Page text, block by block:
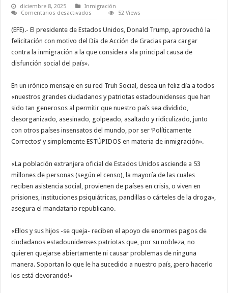
diciembre 8, 2025
Inmigración
Comentarios desactivados
que
la
inmigración
es
disfunción
de EE.UU.
52 Views
(EFE).- El presidente de Estados Unidos, Donald Trump, aprovechó la
felicitación con motivo del Día de Acción de Gracias para cargar
contra la inmigración a la que considera «la principal causa de
disfunción social del país».
En un irónico mensaje en su red Truh Social, desea un feliz día a todos
«nuestros grandes ciudadanos y patriotas estadounidenses que han
sido tan generosos al permitir que nuestro país sea dividido,
desorganizado, asesinado, golpeado, asaltado y ridiculizado, junto
con otros países insensatos del mundo, por ser ‘Políticamente
Correctos’ y simplemente ESTÚPIDOS en materia de inmigración».
«La población extranjera oficial de Estados Unidos asciende a 53
millones de personas (según el censo), la mayoría de las cuales
reciben asistencia social, provienen de países en crisis, o viven en
prisiones, instituciones psiquiátricas, pandillas o cárteles de la droga»,
asegura el mandatario republicano.
«Ellos y sus hijos -se queja- reciben el apoyo de enormes pagos de
ciudadanos estadounidenses patriotas que, por su nobleza, no
quieren quejarse abiertamente ni causar problemas de ninguna
manera. Soportan lo que le ha sucedido a nuestro país, ¡pero hacerlo
los está devorando!»